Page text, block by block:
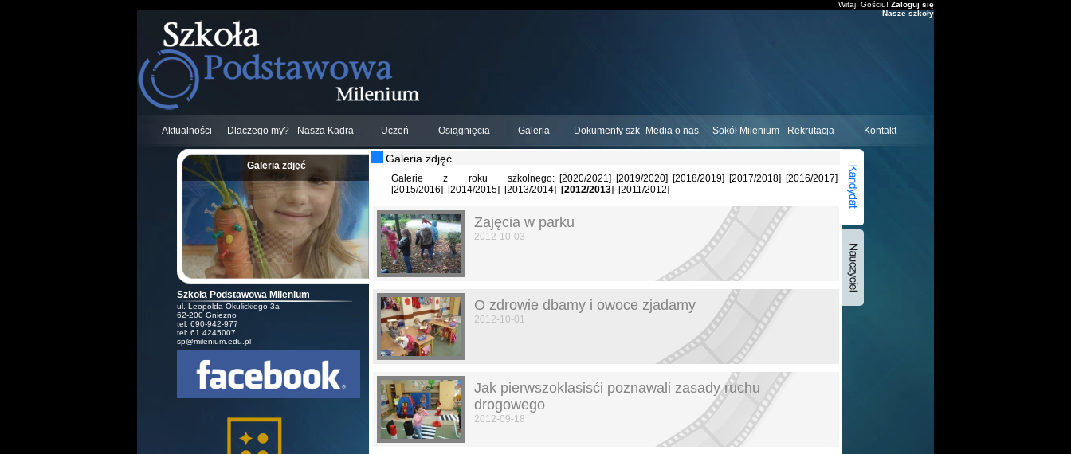
Witaj, Gościu! Zaloguj się
Nasze szkoły
Aktualności Dlaczego my? Nasza Kadra Uczeń Osiągnięcia Galeria Dokumenty szkolneMedia o nas Sokół Milenium Rekrutacja Kontakt
Galeria zdjęć
Szkoła Podstawowa Milenium
ul. Leopolda Okulickiego 3a
62-200 Gniezno
tel: 690-942-977
tel: 61 4245007
sp@milenium.edu.pl
Galeria zdjęć
Galerie z roku szkolnego: [2020/2021] [2019/2020] [2018/2019] [2017/2018] [2016/2017]
[2015/2016] [2014/2015] [2013/2014] [2012/2013] [2011/2012]
Zajęcia w parku
2012-10-03
O zdrowie dbamy i owoce zjadamy
2012-10-01
Jak pierwszoklasisći poznawali zasady ruchu
drogowego
2012-09-18